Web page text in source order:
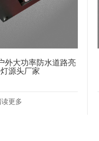
外大功率防水道路亮
源头厂家
读更多